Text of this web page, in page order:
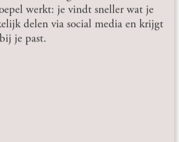
werkt: je vindt sneller wat je
delen via social media en krijgt
je past.